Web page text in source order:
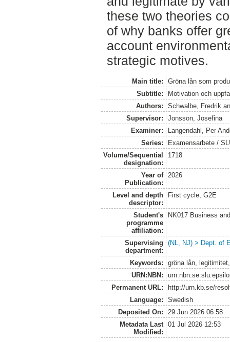
these two theories
of why banks offer
account
strategic motives.
Main title:
Gröna lån som
Subtitle:
Motivation och
Authors:
Schwalbe, Fredrik
Supervisor:
Jonsson, Josefina
Examiner:
Langendahl, Per
Series:
Examensarbete /
Volume/Sequential
designation:
1718
Year of
Publication:
2026
Level and depth
descriptor:
First cycle, G2E
Student's
programme
affiliation:
NK017 Business
Supervising
department:
(NL, NJ) > Dept. of
Keywords:
gröna lån,
URN:NBN:
Permanent URL:
http://urn.kb.se/
Language:
Swedish
Deposited On:
29 Jun 2026 06:58
Metadata Last
Modified:
01 Jul 2026 12:53